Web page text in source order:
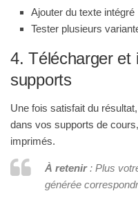
Ajouter du texte intégré
Tester plusieurs
4. Télécharger et
supports
Une fois satisfait du
dans vos supports de
imprimés.
À retenir: Plus
générée